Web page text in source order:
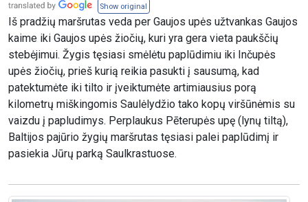
Show original
Iš pradžių maršrutas veda per Gaujos upės užtvankas Gaujos
kaime iki Gaujos upės žiočių, kuri yra gera vieta paukščių
stebėjimui. Žygis tęsiasi smėlėtu paplūdimiu iki Inčupės
upės žiočių, prieš kurią reikia pasukti į sausumą, kad
patektumėte iki tilto ir įveiktumėte artimiausius porą
kilometrų miškingomis Saulėlydžio tako kopų viršūnėmis su
vaizdu į papludimys. Perplaukus Pēterupės upę (lynų tiltą),
Baltijos pajūrio žygių maršrutas tęsiasi palei paplūdimį ir
pasiekia Jūrų parką Saulkrastuose.